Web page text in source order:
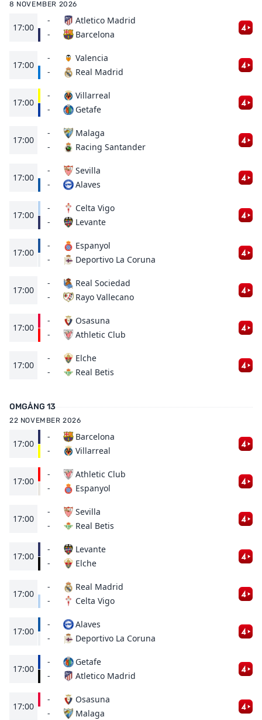
8 NOVEMBER 2026
17:00
-
-
Atletico Madrid
Barcelona
17:00
-
-
Valencia
Real Madrid
17:00
-
-
Villarreal
Getafe
17:00
-
-
Malaga
Racing Santander
17:00
-
-
Sevilla
Alaves
17:00
-
-
Celta Vigo
Levante
17:00
-
-
Espanyol
Deportivo La Coruna
17:00
-
-
Real Sociedad
Rayo Vallecano
17:00
-
-
Osasuna
Athletic Club
17:00
-
-
Elche
Real Betis
OMGÅNG 13
22 NOVEMBER 2026
17:00
-
-
Barcelona
Villarreal
17:00
-
-
Athletic Club
Espanyol
17:00
-
-
Sevilla
Real Betis
17:00
-
-
Levante
Elche
17:00
-
-
Real Madrid
Celta Vigo
17:00
-
-
Alaves
Deportivo La Coruna
17:00
-
-
Getafe
Atletico Madrid
17:00
-
-
Osasuna
Malaga